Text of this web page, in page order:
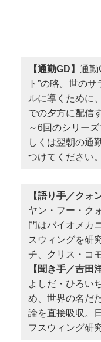
【通勤GD】 通勤
ト”の略。世の
ルに導くために
での夕方に配信
～6回のシリー
しくは翌朝の通
つけてください。
【語り手／クォ
ヤン・フー・ク
門はバイオメカ
スウィングを研
チ、クリス・コ
【聞き手／吉田
よしだ・ひろい
め、世界の名だ
論を直接吸収。
フスウィング研